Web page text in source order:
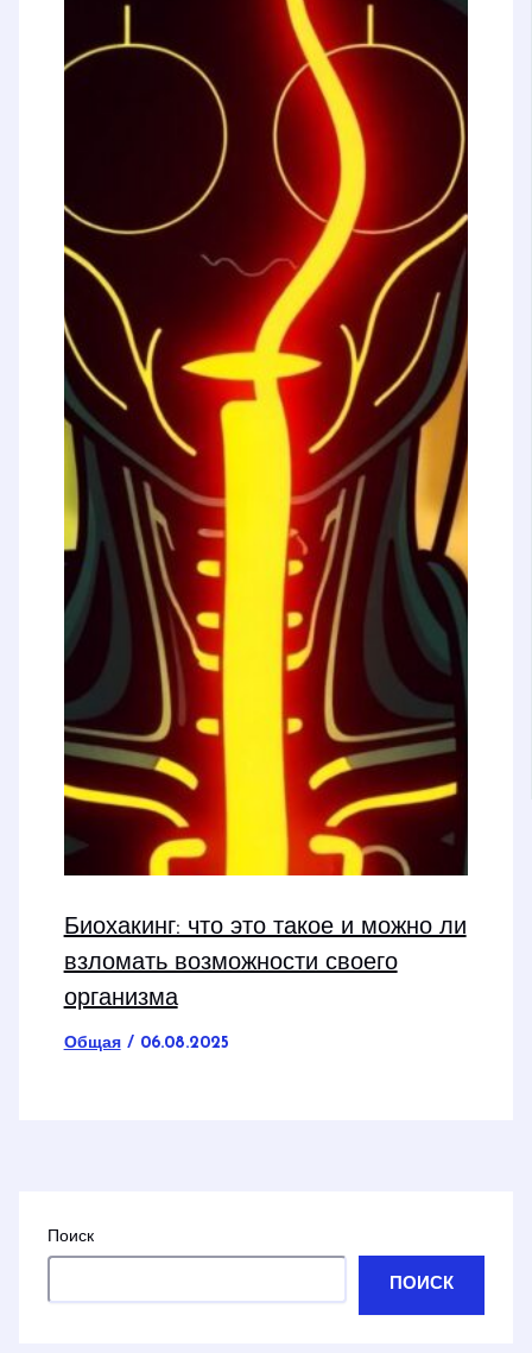
Биохакинг: что это такое и можно ли
взломать возможности своего
организма
Общая/ 06.08.2025
Поиск
ПОИСК